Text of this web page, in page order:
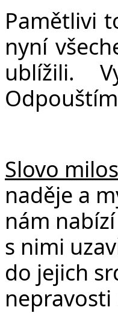
Pamětlivi
nyní
ublížili.
Slovo
naděje a
nám
s nimi
do jejich
nepravosti